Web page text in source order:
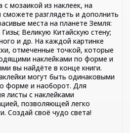
с мозаикой из наклеек, на
разглядеть и дополнить
места на планете Земля:
Великую Китайскую стену;
и др. На каждой картинке
отмеченные точкой, которые
наклейками по форме и
вы найдёте в конце книги.
могут быть одинаковыми
форме и наоборот. Для
листы с наклейками
позволяющей легко
Создай своё чудо света!